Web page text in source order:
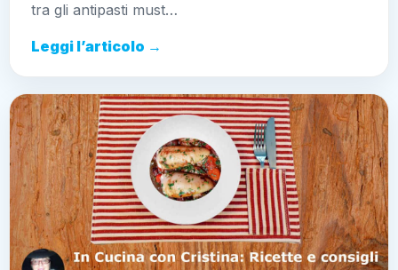
tra gli antipasti must…
Leggi l’articolo →